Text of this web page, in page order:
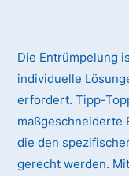
Die Entrümpelung
individuelle
erfordert. Tipp-
maßgeschneiderte
die den
gerecht werden.